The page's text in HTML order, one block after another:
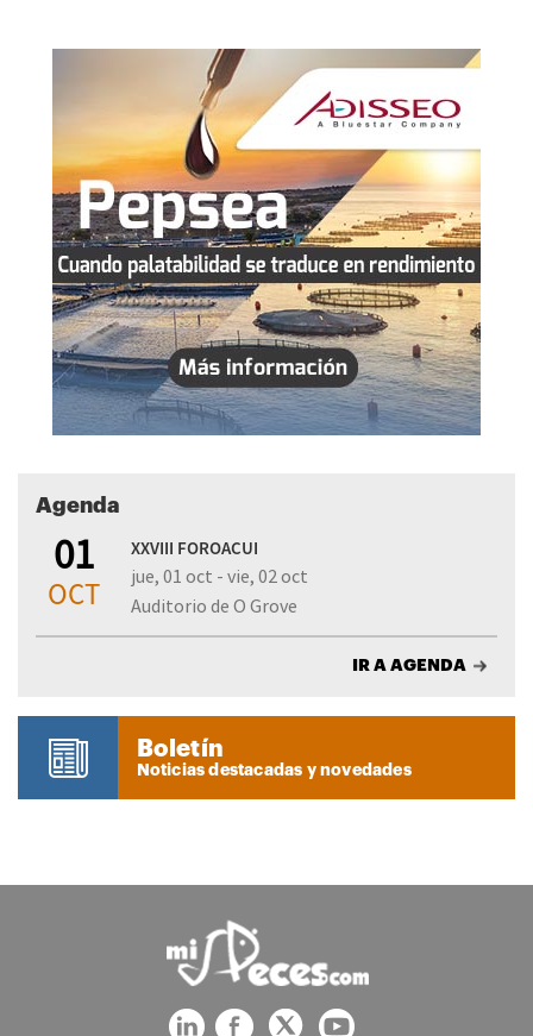
Agenda
01
OCT
XXVIII FOROACUI
jue, 01 oct - vie, 02 oct
Auditorio de O Grove
IR A AGENDA
Boletín
Noticias destacadas y novedades